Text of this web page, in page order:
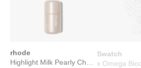
rhode Swatch